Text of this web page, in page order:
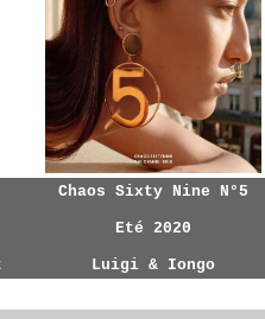
Chaos Sixty Nine N°5
Eté 2020
Luigi & Iongo